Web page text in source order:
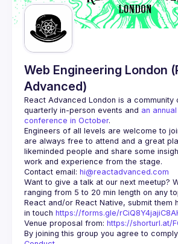
Web Engineering London
Advanced)
React Advanced London is a community
quarterly in-person events and an
conference in October.
Engineers of all levels are welcome to
are always free to attend and a great
likeminded people and share some
Contact email: hi@reactadvanced.com
Want to give a talk at our next meetup?
ranging from 5 to 20 min length on any
React and/or React Native, submit them
in touch https://forms.gle/
Venue proposal from: https://shorturl.at/
By joining this group you agree to